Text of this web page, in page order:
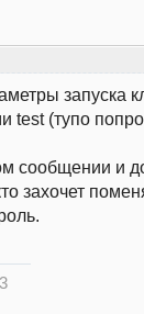
запуска
test (тупо
сообщении и
захочет